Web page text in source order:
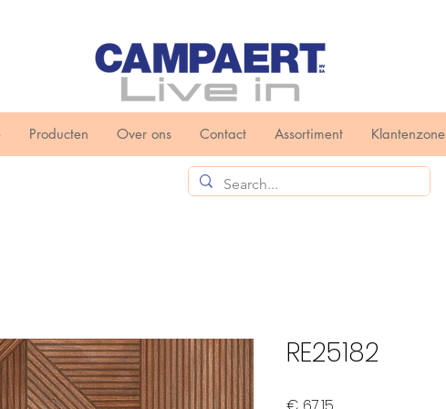
Producten Over ons Contact Assortiment Klantenzone
RE25182